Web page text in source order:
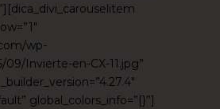
wp-
Invierte-en-CX-11.jpg”
global_colors_info=”{}”]